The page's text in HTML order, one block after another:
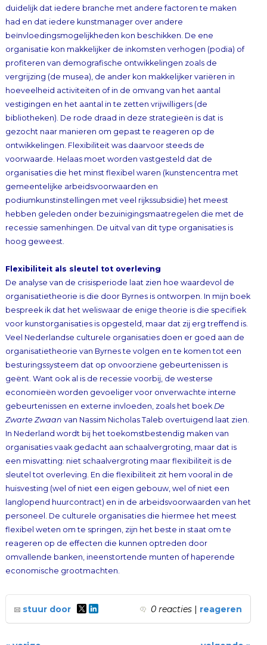
bibliotheken). De rode draad in deze strategieën is dat is
gezocht naar manieren om gepast te reageren op de
ontwikkelingen. Flexibiliteit was daarvoor steeds de
voorwaarde. Helaas moet worden vastgesteld dat de
organisaties die het minst flexibel waren (kunstencentra met
gemeentelijke arbeidsvoorwaarden en
podiumkunstinstellingen met veel rijkssubsidie) het meest
hebben geleden onder bezuinigingsmaatregelen die met de
recessie samenhingen. De uitval van dit type organisaties is
hoog geweest.
Flexibiliteit als sleutel tot overleving
De analyse van de crisisperiode laat zien hoe waardevol de
organisatietheorie is die door Byrnes is ontworpen. In mijn boek
bespreekik dat het weliswaar de enige theorie is die specifiek
voor kunstorganisaties is opgesteld, maar dat zij erg treffend is.
Veel Nederlandse culturele organisaties doen er goed aan de
organisatietheorie van Byrnes te volgen en te komen tot een
besturingssysteem dat op onvoorziene gebeurtenissen is
geënt. Want ook al is de recessie voorbij, de westerse
economieën worden gevoeliger voor onverwachte interne
gebeurtenissen en externe invloeden, zoals het boek De
Zwarte Zwaan van Nassim Nicholas Taleb overtuigend laat zien.
In Nederland wordt bij het toekomstbestendig maken van
organisaties vaak gedacht aan schaalvergroting, maar dat is
een misvatting: niet schaalvergroting maar flexibiliteit is de
sleutel tot overleving. En die flexibiliteit zit hem vooral in de
huisvesting (wel of niet een eigen gebouw, wel of niet een
langlopend huurcontract) en in de arbeidsvoorwaarden van het
personeel. De culturele organisaties die hiermee het meest
flexibel weten om te springen, zijn het beste in staat om te
reageren op de effecten die kunnen optreden door
omvallende banken, ineenstortende munten of haperende
economische grootmachten.
0 reacties | reageren
stuur door